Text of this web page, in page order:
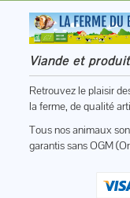
Viande et
Retrouvez le plaisir
la ferme, de qualité
Tous nos animaux
garantis sans OGM